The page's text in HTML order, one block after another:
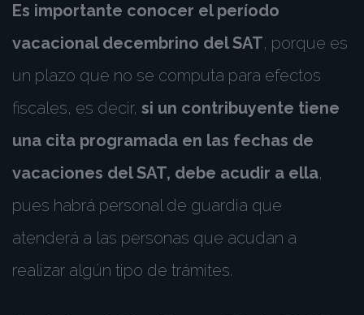
Es importante conocer el período
vacacional decembrino del SAT, porque es
un plazo que no se computa para efectos
fiscales, es decir, si un contribuyente tiene
una cita programada en las fechas de
vacaciones del SAT, debe acudir a ella,
pues habrá personal de guardia que
atenderá a las personas que acudan a
realizar algún tipo de trámites.